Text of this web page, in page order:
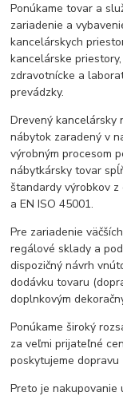
Ponúkame tovar a
zariadenie a
kancelárskych
kancelárske
zdravotnícke a
prevádzky.
Drevený kancelársky
nábytok zaradený v
výrobným procesom
nábytkársky tovar
štandardy výrobkov z
a EN ISO 45001.
Pre zariadenie
regálové sklady a
dispozičný návrh
dodávku tovaru
doplnkovým
Ponúkame široký
za veľmi prijateľné
poskytujeme dopravu
Preto je nakupovanie